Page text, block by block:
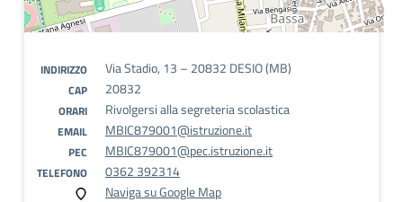
INDIRIZZO Via Stadio, 13 – 20832 DESIO (MB)
CAP 20832
ORARI Rivolgersi alla segreteria scolastica
EMAIL MBIC879001@istruzione.it
PEC MBIC879001@pec.istruzione.it
TELEFONO
0362 392314
Naviga su Google Map